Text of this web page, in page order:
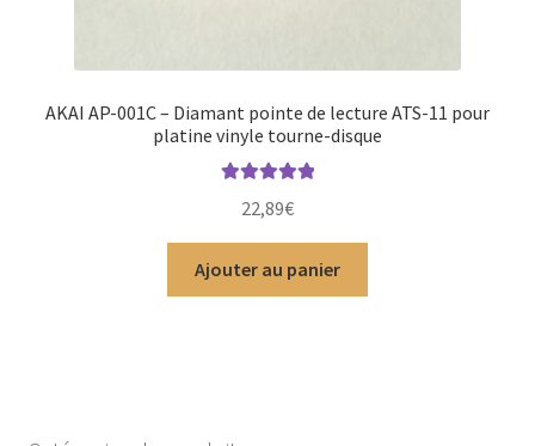
AKAI AP-001C – Diamant pointe de lecture ATS-11 pour
platine vinyle tourne-disque
5
22,89€
Ajouter au panier